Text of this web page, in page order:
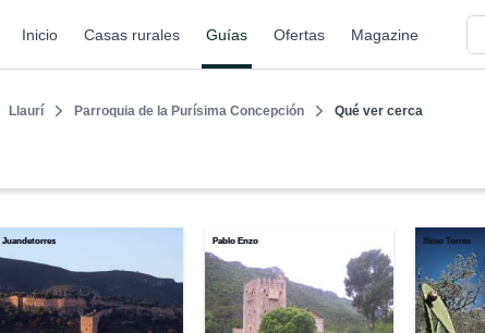
Inicio Casas rurales Guías Ofertas Magazine
Llaurí Parroquia de la Purísima Concepción Qué ver cerca
Juandetorres Pablo Enzo Ximo Torres